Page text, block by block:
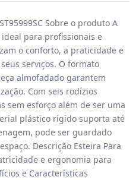
Sobre o produto A
ideal para profissionais e
o conforto, a praticidade e
serviços. O formato
almofadado garantem
Com seis rodízios
sem esforço além de ser uma
plástico rígido suporta até
pode ser guardado
Descrição Esteira Para
e ergonomia para
e Características